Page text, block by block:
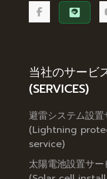
当社のサービ
(SERVICES)
避雷システム設置
(Lightning
service)
太陽電池設置サー